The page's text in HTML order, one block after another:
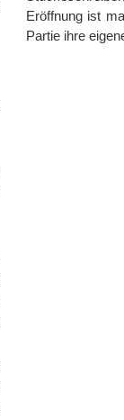
Eröffnung ist
Partie ihre